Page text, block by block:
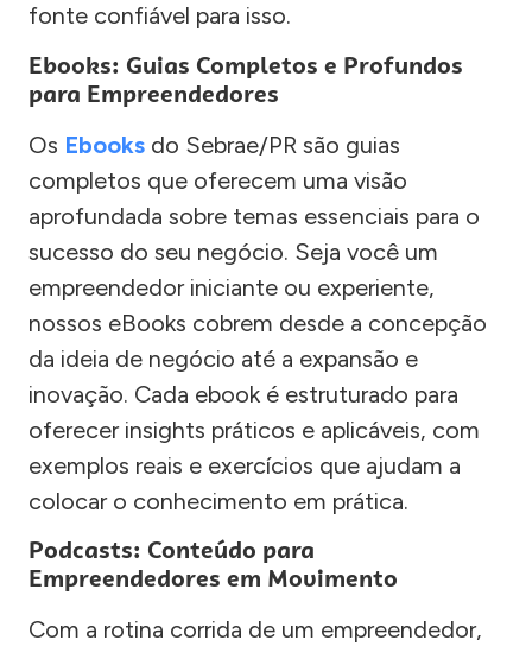
fonte confiável para isso.
Ebooks: Guias Completos e Profundos
para Empreendedores
Os Ebooks do Sebrae/PR são guias
completos que oferecem uma visão
aprofundada sobre temas essenciais para o
sucesso do seu negócio. Seja você um
empreendedor iniciante ou experiente,
nossos eBooks cobrem desde a concepção
da ideia de negócio até a expansão e
inovação. Cada ebook é estruturado para
oferecer insights práticos e aplicáveis, com
exemplos reais e exercícios que ajudam a
colocar o conhecimento em prática.
Podcasts: Conteúdo para
Empreendedores em Movimento
Com a rotina corrida de um empreendedor,